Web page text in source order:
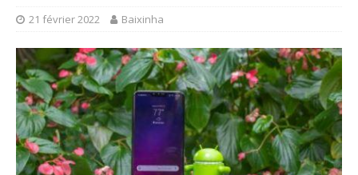
21 février 2022 Baixinha